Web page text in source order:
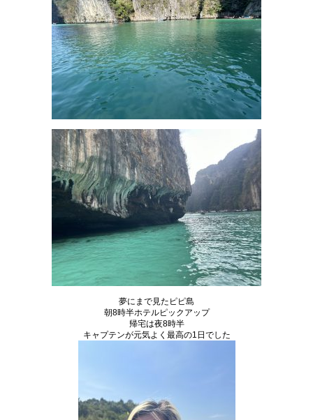
夢にまで見たピピ島
朝8時半ホテルピックアップ
帰宅は夜8時半
キャプテンが元気よく最高の1日でした